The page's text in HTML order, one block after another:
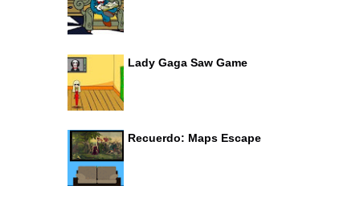
Lady Gaga Saw Game
Recuerdo: Maps Escape